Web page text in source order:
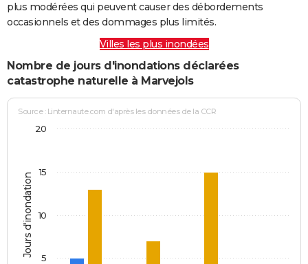
plus modérées qui peuvent causer des débordements
occasionnels et des dommages plus limités.
Villes les plus inondées
Nombre de jours d'inondations déclarées
catastrophe naturelle à Marvejols
Jours d'inondation
Source : Linternaute.com d'après les données de la CCR
5
10
15
20